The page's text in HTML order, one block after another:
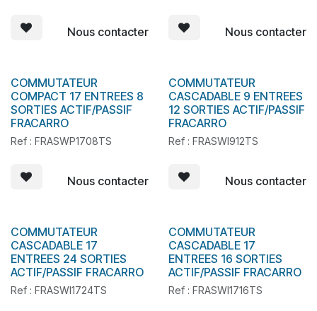
Nous contacter Nous contacter
En stock
COMMUTATEUR
COMPACT 17 ENTREES 8
SORTIES ACTIF/PASSIF
FRACARRO
Ref : FRASWP1708TS
Nous contacter
COMMUTATEUR
CASCADABLE 9 ENTREES
12 SORTIES ACTIF/PASSIF
FRACARRO
Ref : FRASWI912TS
Nous contacter
COMMUTATEUR
CASCADABLE 17
ENTREES 24 SORTIES
ACTIF/PASSIF FRACARRO
Ref : FRASWI1724TS
COMMUTATEUR
CASCADABLE 17
ENTREES 16 SORTIES
ACTIF/PASSIF FRACARRO
Ref : FRASWI1716TS